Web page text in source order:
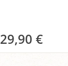
29,90 €